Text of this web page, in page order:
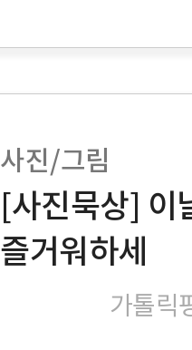
사진/그림
[사진묵상] 이
즐거워하세
가톨릭